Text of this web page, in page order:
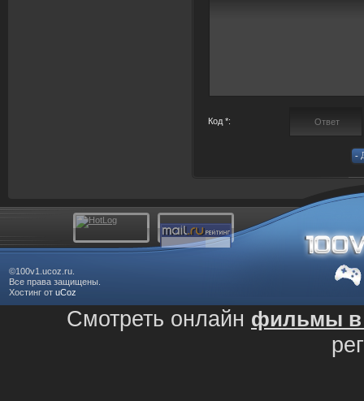
Код *:
©100v1.ucoz.ru.
Все права защищены.
Хостинг от uCoz
Смотреть онлайн фильмы в